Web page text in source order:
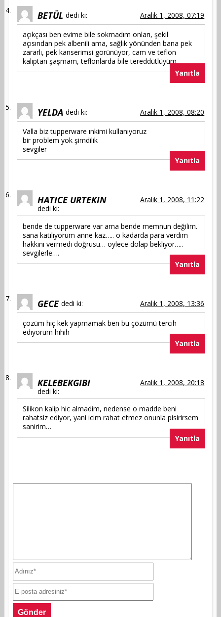
BETÜL dedi ki: Aralık 1, 2008, 07:19
açıkçası ben evime bile sokmadım onları, şekil
açısından pek albenili ama, sağlık yönünden bana pek
zararlı, pek kanserimsi görünüyor, cam ve teflon
kalıptan şaşmam, teflonlarda bile tereddütlüyüm.
Yanıtla
YELDA dedi ki: Aralık 1, 2008, 08:20
Valla biz tupperware ınkimi kullanıyoruz
bir problem yok şimdilik
sevgiler
Yanıtla
HATICE URTEKIN
dedi ki:
Aralık 1, 2008, 11:22
bende de tupperware var ama bende memnun değilim.
sana katılıyorum anne kaz….. o kadarda para verdim
hakkını vermedi doğrusu… öylece dolap bekliyor…..
sevgilerle….
Yanıtla
GECE dedi ki: Aralık 1, 2008, 13:36
çözüm hiç kek yapmamak ben bu çözümü tercih
ediyorum hihih
Yanıtla
KELEBEKGIBI
dedi ki:
Aralık 1, 2008, 20:18
Silikon kalip hic almadim, nedense o madde beni
rahatsiz ediyor, yani icim rahat etmez onunla pisirirsem
sanirim…
Yanıtla